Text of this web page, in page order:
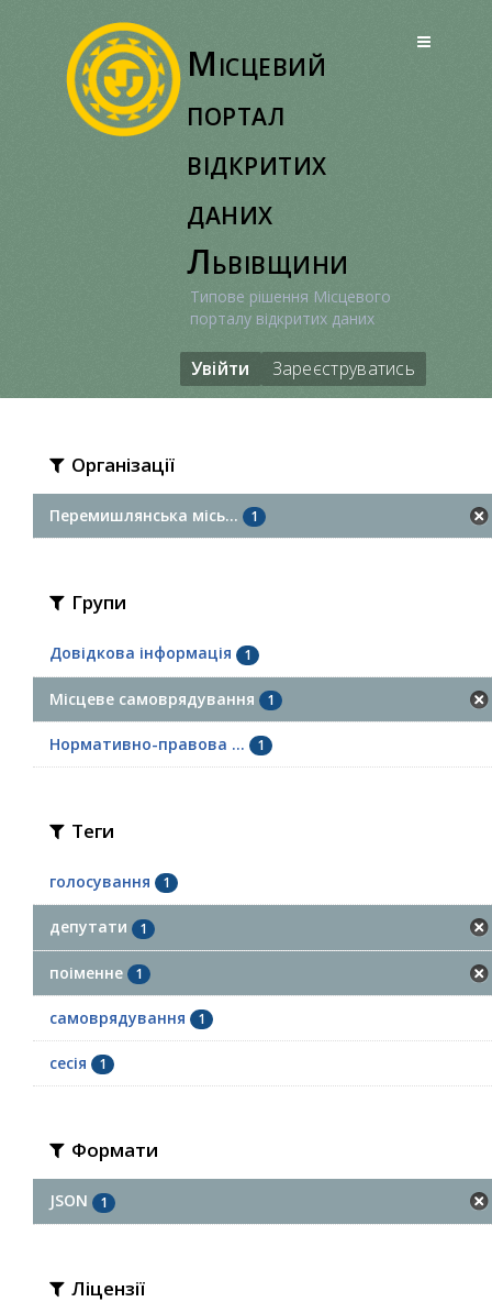
Місцевий
портал
відкритих
даних
Львівщини
Типове рішення Місцевого
порталу відкритих даних
Увійти Зареєструватись
Організації
Перемишлянська місь... 1
Групи
Довідкова інформація 1
Місцеве самоврядування 1
Нормативно-правова ... 1
Теги
голосування 1
депутати 1
поіменне 1
самоврядування 1
сесія 1
Формати
JSON 1
Ліцензії